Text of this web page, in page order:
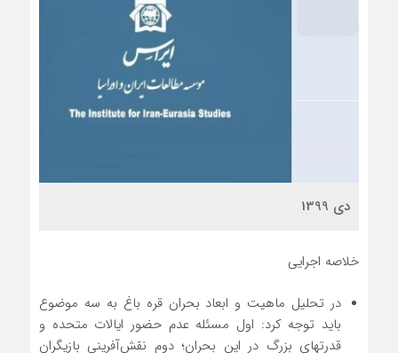
دی 1399
خلاصه اجرایی
در تحلیل ماهیت و ابعاد بحران قره باغ به سه موضوع
باید توجه کرد: اول مسئله عدم حضور ایالات متحده و
قدرتهای بزرگ در این بحران؛ دوم نقش‌آفرینی بازیگران